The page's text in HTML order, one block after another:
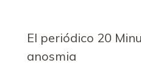
El periódico 20
anosmia